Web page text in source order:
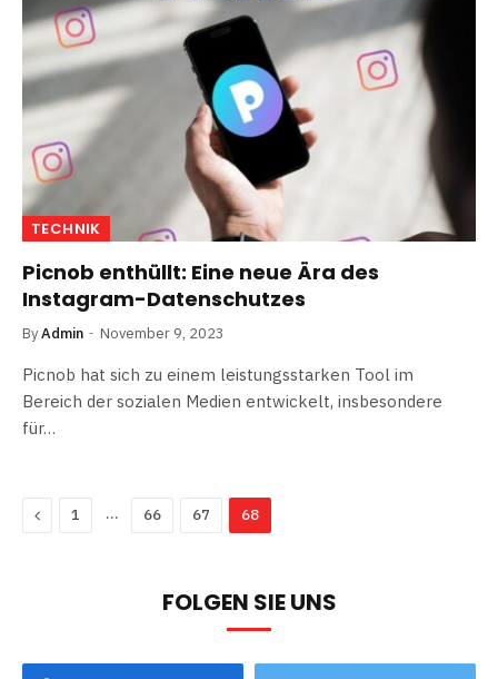
TECHNIK
Picnob enthüllt: Eine neue Ära des
Instagram-Datenschutzes
ByAdmin November 9, 2023
Picnob hat sich zu einem leistungsstarken Tool im
Bereich der sozialen Medien entwickelt, insbesondere
für…
Previous
1 … 66 67 68
FOLGEN SIE UNS